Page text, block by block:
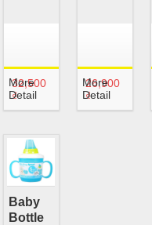
32,500
₫
More
Detail
26,900
₫
More
Detail
Baby
Bottle